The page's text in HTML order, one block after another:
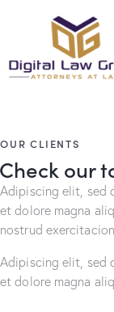
OUR CLIENTS
Check our
Adipiscing elit, sed
et dolore magna
nostrud
Adipiscing elit, sed
et dolore magna